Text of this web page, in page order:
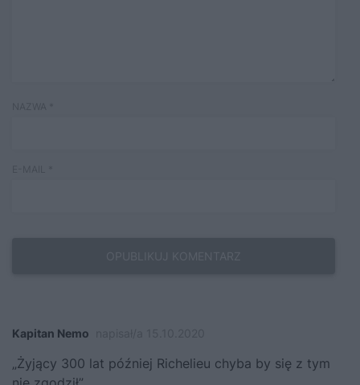
Kapitan Nemo
„Żyjący 300 lat później Richelieu chyba by się z tym